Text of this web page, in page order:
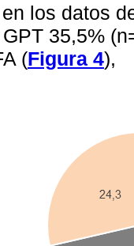
los datos
35,5%
(Figura 4),